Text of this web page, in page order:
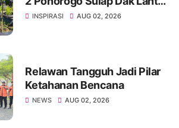
3 Jadi Kebun Ketahanan
INSPIRASI AUG 02, 2026
Relawan Tangguh Jadi Pilar
Ketahanan Bencana
NEWS AUG 02, 2026